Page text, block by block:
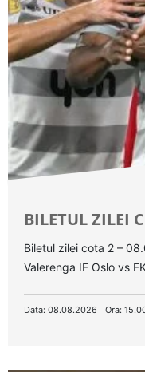
BILETUL ZILEI
Biletul zilei cota 2 –
Valerenga IF Oslo vs
Data: 08.08.2026 Ora: